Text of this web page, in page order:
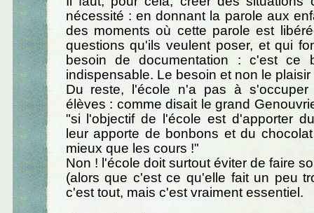
nécessité : en donnant la parole aux
des moments où cette parole est
questions qu'ils veulent poser, et qui
besoin de documentation : c'est ce
indispensable. Le besoin et non le plaisir
Du reste, l'école n'a pas à
élèves : comme disait le grand
"si l'objectif de l'école est d'apporter
leur apporte de bonbons et du
mieux que les cours !"
Non ! l'école doit surtout éviter de faire
(alors que c'est ce qu'elle fait un peu
c'est tout, mais c'est vraiment essentiel.